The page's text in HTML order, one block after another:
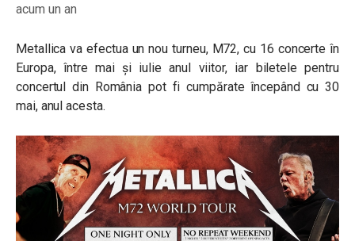
acum un an
Metallica va efectua un nou turneu, M72, cu 16 concerte în
Europa, între mai și iulie anul viitor, iar biletele pentru
concertul din România pot fi cumpărate începând cu 30
mai, anul acesta.